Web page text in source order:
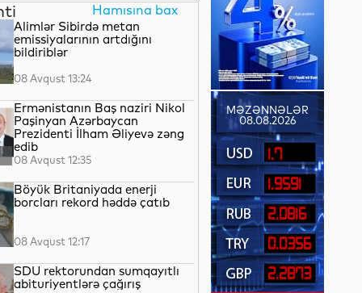
Hamısına bax
Alimlər Sibirdə metan
emissiyalarının artdığını
bildiriblər
08 Avqust 13:24
Ermənistanın Baş naziri Nikol
Paşinyan Azərbaycan
Prezidenti İlham Əliyevə zəng
edib
08 Avqust 12:35
Böyük Britaniyada enerji
borcları rekord həddə çatıb
08 Avqust 12:17
SDU rektorundan sumqayıtlı
abituriyentlərə çağırış
MƏZƏNNƏLƏR
08.08.2026
1.7
1.9591
2.0816
0.0356
2.2873